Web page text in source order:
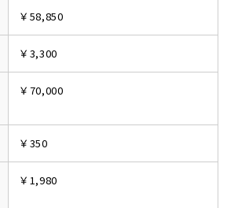
￥58,850
￥3,300
￥70,000
￥350
￥1,980